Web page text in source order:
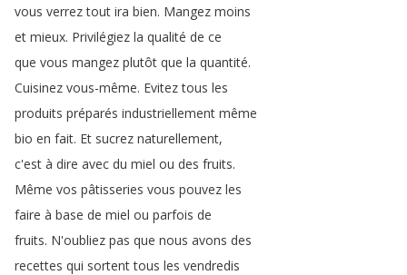
vous verrez tout ira bien. Mangez moins
et mieux. Privilégiez la qualité de ce
que vous mangez plutôt que la quantité.
Cuisinez vous-même. Evitez tous les
produits préparés industriellement même
bio en fait. Et sucrez naturellement,
c'est à dire avec du miel ou des fruits.
Même vos pâtisseries vous pouvez les
faire à base de miel ou parfois de
fruits. N'oubliez pas que nous avons des
recettes qui sortent tous les vendredis